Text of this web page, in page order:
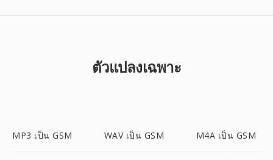
ตัวแปลงเฉพาะ
MP3 เป็น GSM WAV เป็น GSM M4A เป็น GSM